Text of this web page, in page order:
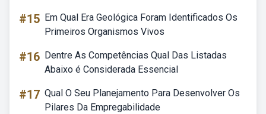
#15 Em Qual Era Geológica Foram Identificados Os
Primeiros Organismos Vivos
#16 Dentre As Competências Qual Das Listadas
Abaixo é Considerada Essencial
#17 Qual O Seu Planejamento Para Desenvolver Os
Pilares Da Empregabilidade